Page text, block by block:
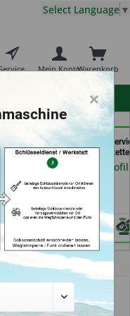
Warenkorb
Mein Konto
Select Language ▼
&
Güler
der Schlüssel
Moos (in
Händlerprofil
×